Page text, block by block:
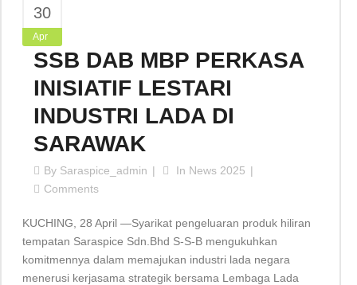
30
Apr
SSB DAB MBP PERKASA
INISIATIF LESTARI
INDUSTRI LADA DI
SARAWAK
By Saraspice_admin In News 2025
Comments
KUCHING, 28 April —Syarikat pengeluaran produk hiliran
tempatan Saraspice Sdn.Bhd S-S-B mengukuhkan
komitmennya dalam memajukan industri lada negara
menerusi kerjasama strategik bersama Lembaga Lada